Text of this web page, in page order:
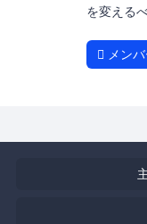
を変える
メン